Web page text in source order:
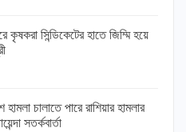
কৃষকরা সিন্ডিকেটের হাতে জিম্মি হয়ে
চালাতে পারে রাশিয়ার হামলার
সতর্কবার্তা